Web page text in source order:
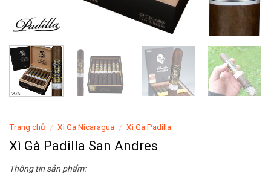
Trang chủ / Xì Gà Nicaragua / Xì Gà Padilla
Xì Gà Padilla San Andres
Thông tin sản phẩm: